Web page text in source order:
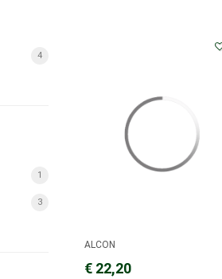
4
1
3
ALCON
€ 22,20